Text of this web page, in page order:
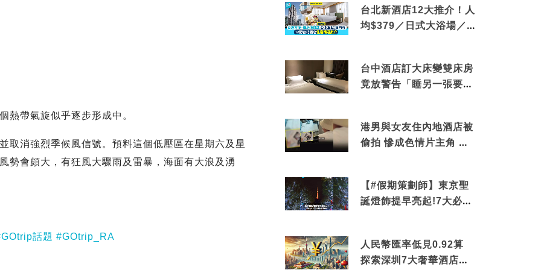
熱帶氣旋似乎逐步形成中。
取消強烈季候風信號。預料這個低壓區在星期六及星
勢會頗大，有狂風大驟雨及雷暴，海面有大浪及湧
話題 #GOtrip_RA
台北新酒店12大推介！人
均$379／日式大浴場／1
台中酒店訂大床變雙床房
竟放警告「睡另一張要加
港男與女友住內地酒店被
偷拍 慘成色情片主角 鏡
【#假期策劃師】東京聖
誕燈飾提早亮起!7大必去
人民幣匯率低見0.92算
探索深圳7大奢華酒店體